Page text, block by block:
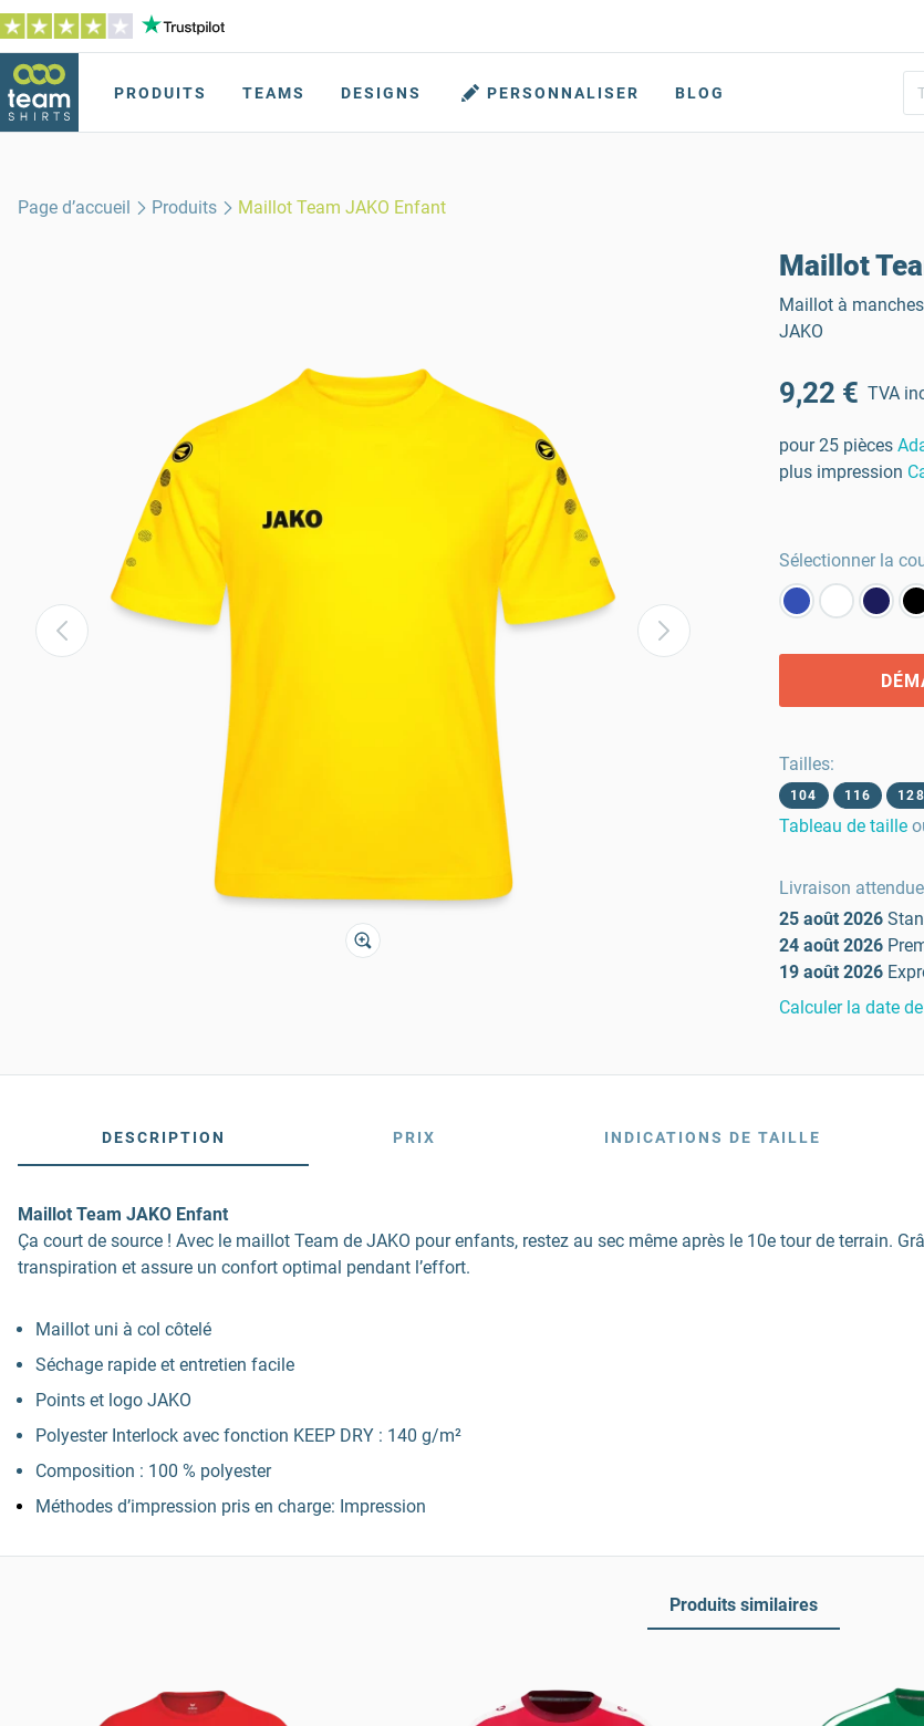
PRODUITS TEAMS DESIGNS PERSONNALISER BLOG
Page d’accueil Produits Maillot Team JAKO Enfant
Maillot
Maillot à
JAKO
9,22 € TVA
pour 25 pièces
plus impression
Sélectionner la
Tailles:
104 116 128
Tableau de taille
Livraison attendue
25 août 2026
24 août 2026
19 août 2026
Calculer la date
DESCRIPTION PRIX INDICATIONS DE TAILLE
Maillot Team JAKO Enfant
Ça court de source ! Avec le maillot Team de JAKO pour enfants, restez au sec même après le 10e tour de terrain.
transpiration et assure un confort optimal pendant l’effort.
Maillot uni à col côtelé
Séchage rapide et entretien facile
Points et logo JAKO
Polyester Interlock avec fonction KEEP DRY : 140 g/m²
Composition : 100 % polyester
Méthodes d’impression pris en charge: Impression
Produits similaires